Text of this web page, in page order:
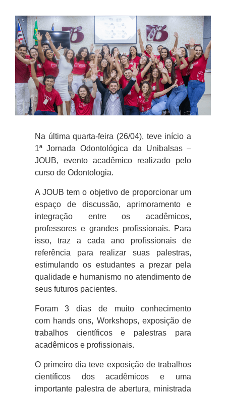
Na última quarta-feira (26/04), teve início a
1ª Jornada Odontológica da Unibalsas –
JOUB, evento acadêmico realizado pelo
curso de Odontologia.
A JOUB tem o objetivo de proporcionar um
espaço de discussão, aprimoramento e
integração entre os acadêmicos,
professores e grandes profissionais. Para
isso, traz a cada ano profissionais de
referência para realizar suas palestras,
estimulando os estudantes a prezar pela
qualidade e humanismo no atendimento de
seus futuros pacientes.
Foram 3 dias de muito conhecimento
com hands ons, Workshops, exposição de
trabalhos científicos e palestras para
acadêmicos e profissionais.
O primeiro dia teve exposição de trabalhos
científicos dos acadêmicos e uma
importante palestra de abertura, ministrada